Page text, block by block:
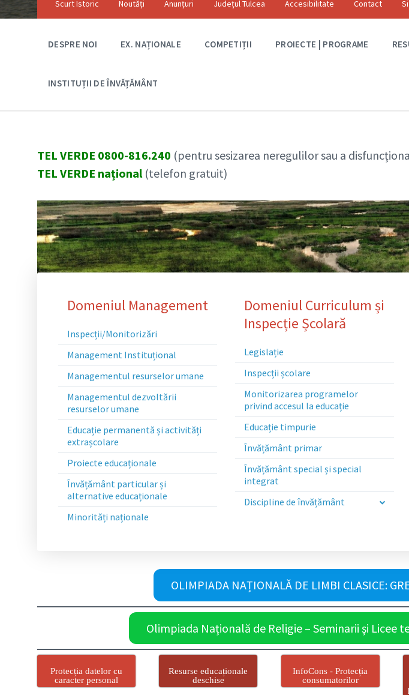
Scurt Istoric Noutăți Anunțuri Județul Tulcea Accesibilitate Contact
DESPRE NOI EX. NAȚIONALE COMPETIȚII PROIECTE | PROGRAME
INSTITUȚII DE ÎNVĂȚĂMÂNT
TEL VERDE 0800-816.240 (pentru sesizarea neregulilor sau a
TEL VERDE național(telefon gratuit)
Sitemap
Domeniul Management
Inspecții/Monitorizări
Management Instituțional
Managementul resurselor umane
Managementul dezvoltării
resurselor umane
Educație permanentă și activități
extrașcolare
Proiecte educaționale
Învățământ particular și
alternative educaționale
Minorități naționale
Domeniul Curriculum și
Inspecție Școlară
Legislație
Inspecții școlare
Monitorizarea programelor
privind accesul la educație
Educație timpurie
Învățământ primar
Învățământ special și special
integrat
Discipline de învățământ
OLIMPIADA NAȚIONALĂ DE LIMBI CLASICE:
Olimpiada Națională de Religie – Seminarii şi Licee
Protecția datelor cu
caracter personal
Resurse educaționale
deschise
InfoCons - Protecția
consumatorilor